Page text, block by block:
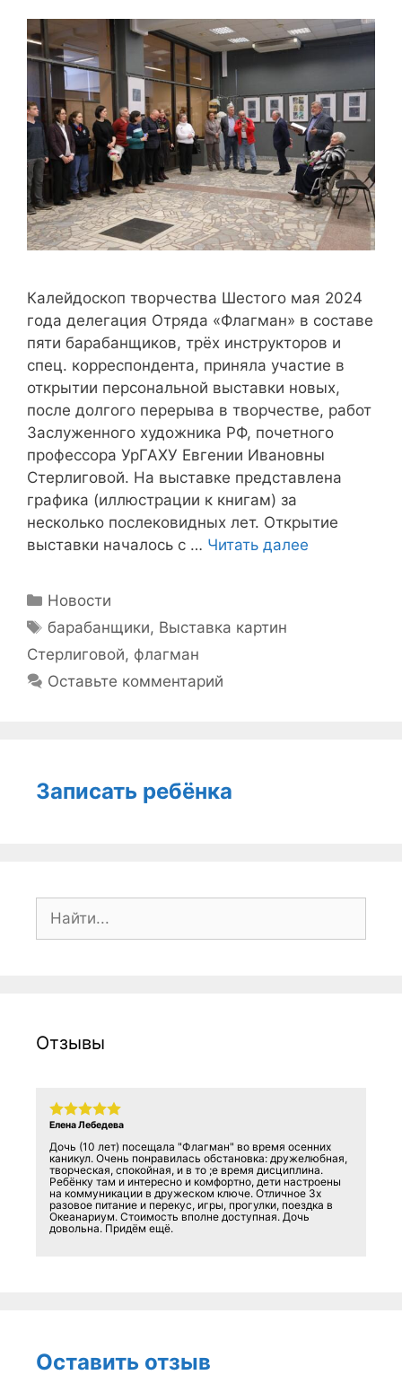
Калейдоскоп творчества Шестого мая 2024
года делегация Отряда «Флагман» в составе
пяти барабанщиков, трёх инструкторов и
спец. корреспондента, приняла участие в
открытии персональной выставки новых,
после долгого перерыва в творчестве, работ
Заслуженного художника РФ, почетного
профессора УрГАХУ Евгении Ивановны
Стерлиговой. На выставке представлена
графика (иллюстрации к книгам) за
несколько послековидных лет. Открытие
выставки началось с … Читать далее
Рубрики
Новости
Метки
барабанщики, Выставка картин
Стерлиговой, флагман
Оставьте комментарий
Записать ребёнка
Отзывы
Елена Лебедева
Дочь (10 лет) посещала "Флагман" во время осенних
каникул. Очень понравилась обстановка: дружелюбная,
творческая, спокойная, и в то ;е время дисциплина.
Ребёнку там и интересно и комфортно, дети настроены
на коммуникации в дружеском ключе. Отличное 3х
разовое питание и перекус, игры, прогулки, поездка в
Океанариум. Стоимость вполне доступная. Дочь
довольна. Придём ещё.
Оставить отзыв